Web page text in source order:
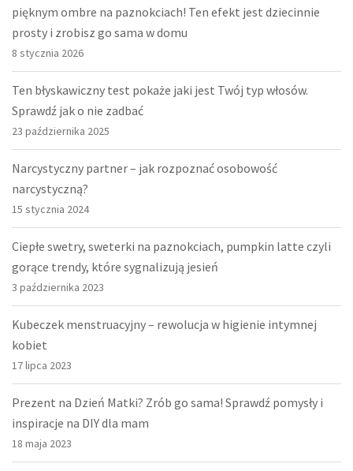
pięknym ombre na paznokciach! Ten efekt jest dziecinnie
prosty i zrobisz go sama w domu
8 stycznia 2026
Ten błyskawiczny test pokaże jaki jest Twój typ włosów.
Sprawdź jak o nie zadbać
23 października 2025
Narcystyczny partner – jak rozpoznać osobowość
narcystyczną?
15 stycznia 2024
Ciepłe swetry, sweterki na paznokciach, pumpkin latte czyli
gorące trendy, które sygnalizują jesień
3 października 2023
Kubeczek menstruacyjny – rewolucja w higienie intymnej
kobiet
17 lipca 2023
Prezent na Dzień Matki? Zrób go sama! Sprawdź pomysły i
inspiracje na DIY dla mam
18 maja 2023